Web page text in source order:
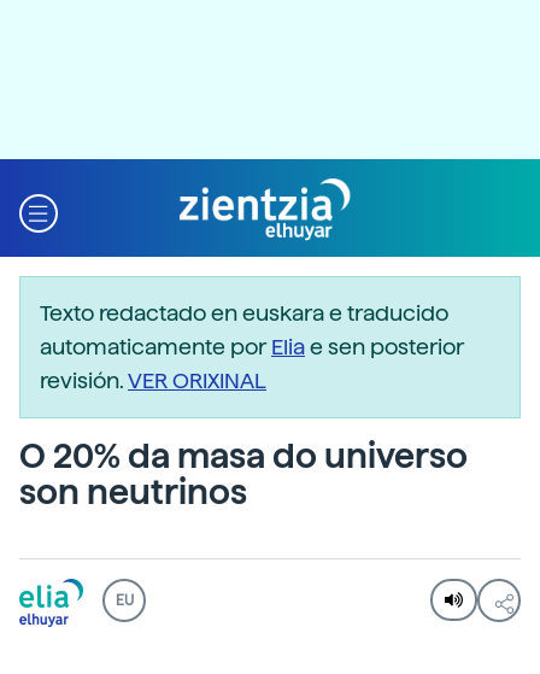
Texto redactado en euskara e traducido
automaticamente porEliae sen posterior
revisión.VER ORIXINAL
O 20% da masa do universo
son neutrinos
EU